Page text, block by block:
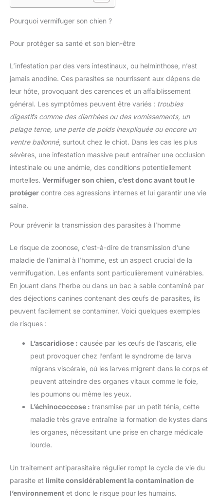
Pourquoi vermifuger son chien ?
Pour protéger sa santé et son bien-être
L’infestation par des vers intestinaux, ou helminthose, n’est
jamais anodine. Ces parasites se nourrissent aux dépens de
leur hôte, provoquant des carences et un affaiblissement
général. Les symptômes peuvent être variés : troubles
digestifs comme des diarrhées ou des vomissements, un
pelage terne, une perte de poids inexpliquée ou encore un
ventre ballonné, surtout chez le chiot. Dans les cas les plus
sévères, une infestation massive peut entraîner une occlusion
intestinale ou une anémie, des conditions potentiellement
mortelles. Vermifuger son chien, c’est donc avant tout le
protéger contre ces agressions internes et lui garantir une vie
saine.
Pour prévenir la transmission des parasites à l’homme
Le risque de zoonose, c’est-à-dire de transmission d’une
maladie de l’animal à l’homme, est un aspect crucial de la
vermifugation. Les enfants sont particulièrement vulnérables.
En jouant dans l’herbe ou dans un bac à sable contaminé par
des déjections canines contenant des œufs de parasites, ils
peuvent facilement se contaminer. Voici quelques exemples
de risques :
L’ascaridiose : causée par les œufs de l’ascaris, elle
peut provoquer chez l’enfant le syndrome de larva
migrans viscérale, où les larves migrent dans le corps et
peuvent atteindre des organes vitaux comme le foie,
les poumons ou même les yeux.
L’échinococcose : transmise par un petit ténia, cette
maladie très grave entraîne la formation de kystes dans
les organes, nécessitant une prise en charge médicale
lourde.
Un traitement antiparasitaire régulier rompt le cycle de vie du
parasite et limite considérablement la contamination de
l’environnement et donc le risque pour les humains.